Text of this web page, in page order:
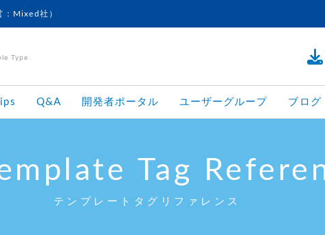
Mixed社）
Type
Q&A 開発者ポータル ユーザーグループ ブログ
Tag
テンプレートタグリファレンス